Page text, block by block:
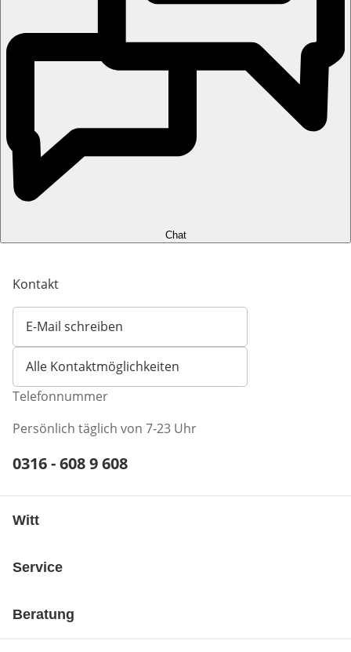
Chat
Kontakt
E-Mail schreiben
Öffnet E-Mail-Client
Alle Kontaktmöglichkeiten
Telefonnummer
Persönlich täglich von 7-23 Uhr
Telefonnummer:
0316 - 608 9 608
Witt
Service
Beratung